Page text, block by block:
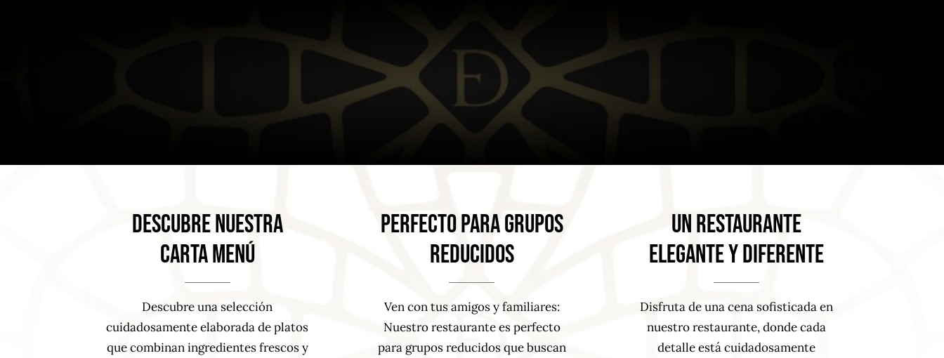
descubre nuestra
carta menú
Descubre una selección
cuidadosamente elaborada de platos
que combinan ingredientes frescos y
perfecto para grupos
reducidos
Ven con tus amigos y familiares:
Nuestro restaurante es perfecto
para grupos reducidos que buscan
un restaurante
elegante Y diferente
Disfruta de una cena sofisticada en
nuestro restaurante, donde cada
detalle está cuidadosamente